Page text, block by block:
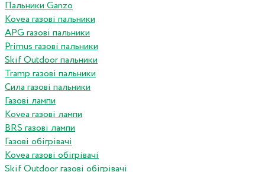
Пальники Ganzo
Kovea газові пальники
APG газові пальники
Primus газові пальники
Skif Outdoor пальники
Tramp газові пальники
Сила газові пальники
Газові лампи
Kovea газові лампи
BRS газові лампи
Газові обігрівачі
Kovea газові обігрівачі
Skif Outdoor газові обігрівачі